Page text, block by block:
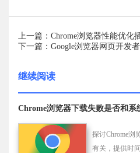
上一篇：Chrome浏览器性能优化
下一篇：Google浏览器网页开发
继续阅读
Chrome浏览器下载失败是否和系
探讨Chrome浏
有关，提供时